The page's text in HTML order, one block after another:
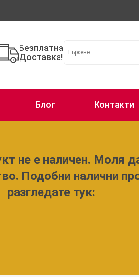
Безплатна
Доставка!
Блог Контакти
не е наличен. Моля
Подобни налични
разгледате тук: